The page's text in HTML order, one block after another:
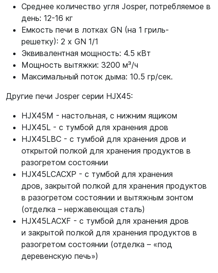
Среднее количество угля Josper, потребляемое в
день: 12-16 кг
Емкость печи в лотках GN (на 1 гриль-
решетку): 2 x GN 1/1
Эквивалентная мощность: 4.5 кВт
Мощность вытяжки: 3200 м³/ч
Максимальный поток дыма: 10.5 гр/сек.
Другие печи Josper серии HJX45:
HJX45M - настольная, с нижним ящиком
HJX45L - с тумбой для хранения дров
HJX45LBC - с тумбой для хранения дров и
открытой полкой для хранения продуктов в
разогретом состоянии
HJX45LCACXP - с тумбой для хранения
дров, закрытой полкой для хранения продуктов
в разогретом состоянии и вытяжным зонтом
(отделка – нержавеющая сталь)
HJX45LACXF - с тумбой для хранения дров
и закрытой полкой для хранения продуктов в
разогретом состоянии (отделка – «под
деревенскую печь»)